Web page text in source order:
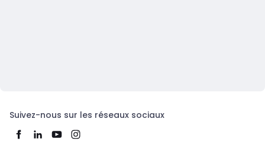
Suivez-nous sur les réseaux sociaux